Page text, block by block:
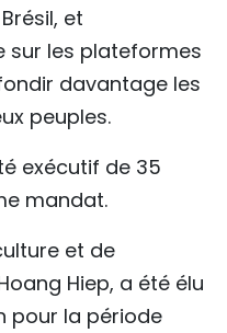
et
sur les plateformes
davantage les
peuples.
exécutif de 35
mandat.
et de
Hiep, a été élu
pour la période